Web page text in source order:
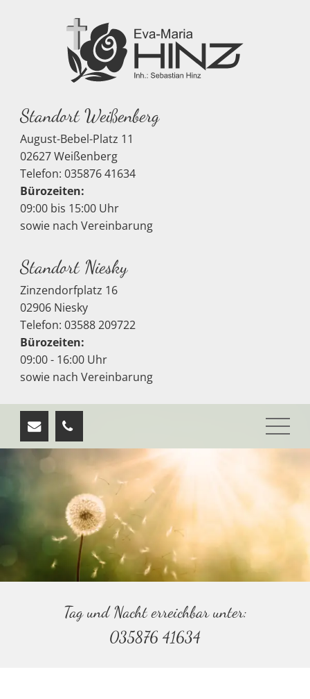
Standort Weißenberg
August-Bebel-Platz 11
02627 Weißenberg
Telefon: 035876 41634
Bürozeiten:
09:00 bis 15:00 Uhr
sowie nach Vereinbarung
Standort Niesky
Zinzendorfplatz 16
02906 Niesky
Telefon: 03588 209722
Bürozeiten:
09:00 - 16:00 Uhr
sowie nach Vereinbarung
Tag und Nacht erreichbar unter:
035876 41634